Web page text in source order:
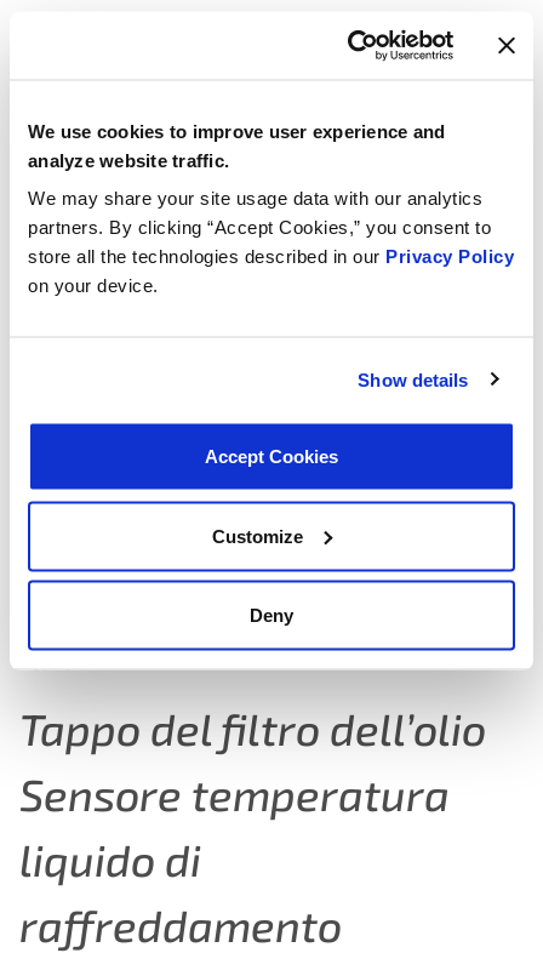
We use cookies to improve user experience and
analyze website traffic.
We may share your site usage data with our analytics
partners. By clicking “Accept Cookies,” you consent to
store all the technologies described in our Privacy Policy
on your device.
Show details
Accept Cookies
Customize
Deny
T108
Honda
LANCIO DI NUOVE CATEGORIE!
Siamo lieti di annunciare che lanceremo nuove categorie
Tappo del filtro dell’olio
Sensore temperatura
liquido di
raffreddamento